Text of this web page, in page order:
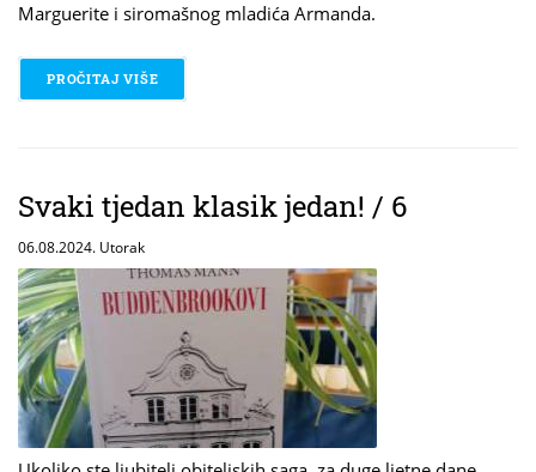
Marguerite i siromašnog mladića Armanda.
PROČITAJ VIŠE
Svaki tjedan klasik jedan! / 6
06.08.2024. Utorak